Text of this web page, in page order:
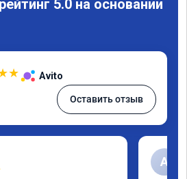
5.0 на основании
★ Avito
Оставить отзыв
А